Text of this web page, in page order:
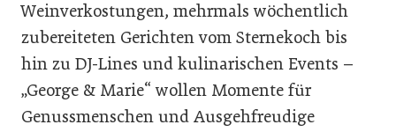
Weinverkostungen, mehrmals wöchentlich
zubereiteten Gerichten vom Sternekoch bis
hin zu DJ-Lines und kulinarischen Events –
„George & Marie“ wollen Momente für
Genussmenschen und Ausgehfreudige